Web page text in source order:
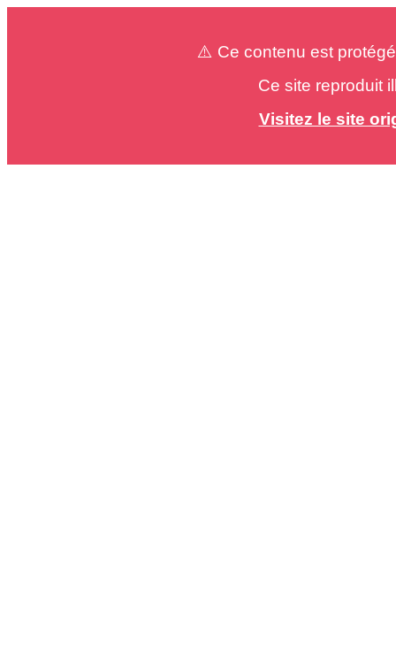
⚠️ Ce contenu est
Ce site reproduit
Visitez le site